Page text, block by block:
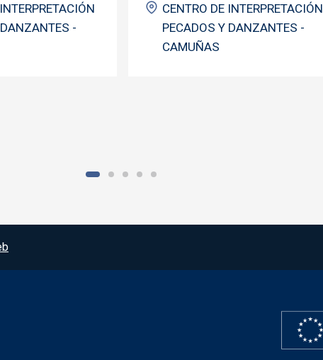
-
CENTRO DE INTERPRETACIÓN
PECADOS Y DANZANTES -
CAMUÑAS